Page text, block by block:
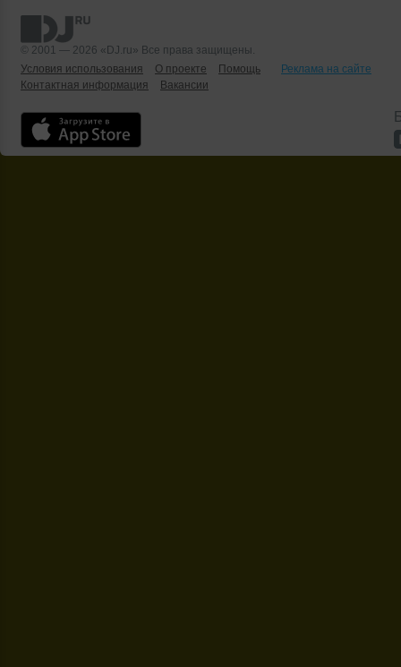
© 2001 — 2026 «DJ.ru» Все права защищены.
Условия использования
О проекте Помощь
Реклама на сайте
Контактная информация
Вакансии